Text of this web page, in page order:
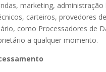
marketing,
carteiros, provedores
como Processadores de
a qualquer momento.